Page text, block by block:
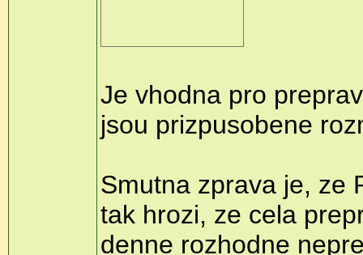
Je vhodna pro
jsou prizpusobene
Smutna zprava je, ze
tak hrozi, ze cela
denne rozhodne